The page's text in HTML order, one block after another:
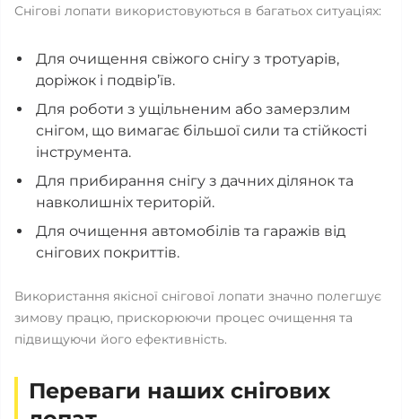
Снігові лопати використовуються в багатьох ситуаціях:
Для очищення свіжого снігу з тротуарів,
доріжок і подвір’їв.
Для роботи з ущільненим або замерзлим
снігом, що вимагає більшої сили та стійкості
інструмента.
Для прибирання снігу з дачних ділянок та
навколишніх територій.
Для очищення автомобілів та гаражів від
снігових покриттів.
Використання якісної снігової лопати значно полегшує
зимову працю, прискорюючи процес очищення та
підвищуючи його ефективність.
Переваги наших снігових